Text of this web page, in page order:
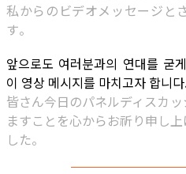
私からのビデオメッセージと
す。
앞으로도 여러분과의 연대를 굳
이 영상 메시지를 마치고자 합니
皆さん今日のパネルディスカ
ますことを心からお祈り申し
した。